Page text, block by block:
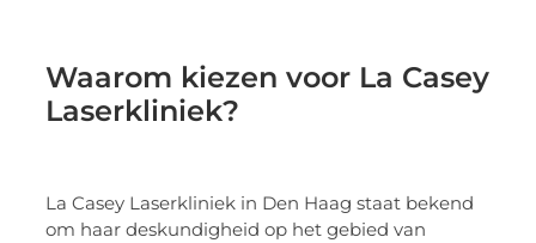
Waarom kiezen voor La Casey
Laserkliniek?
La Casey Laserkliniek in Den Haag staat bekend
om haar deskundigheid op het gebied van